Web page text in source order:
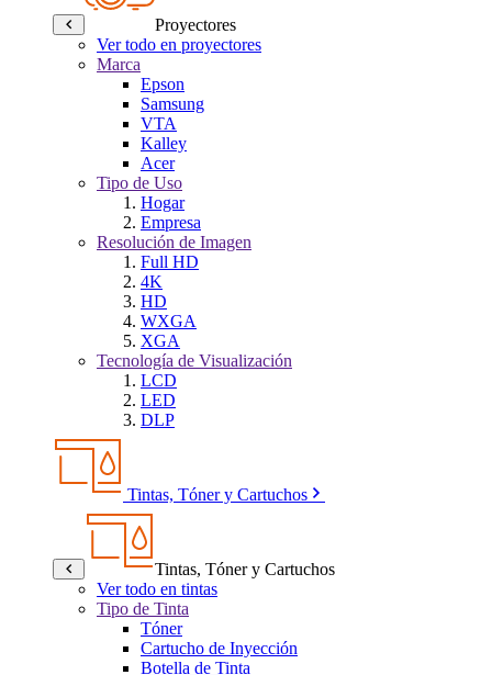
Proyectores
Ver todo en proyectores
Marca
Epson
Samsung
VTA
Kalley
Acer
Tipo de Uso
Hogar
Empresa
Resolución de Imagen
Full HD
4K
HD
WXGA
XGA
Tecnología de Visualización
LCD
LED
DLP
Tintas, Tóner y Cartuchos
Tintas, Tóner y Cartuchos
Ver todo en tintas
Tipo de Tinta
Tóner
Cartucho de Inyección
Botella de Tinta